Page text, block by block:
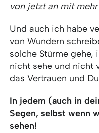
von jetzt an mit mehr
Und auch ich habe
von Wundern
solche Stürme gehe,
nicht sehe und nicht
das Vertrauen und
In jedem (auch in
Segen, selbst wenn
sehen!